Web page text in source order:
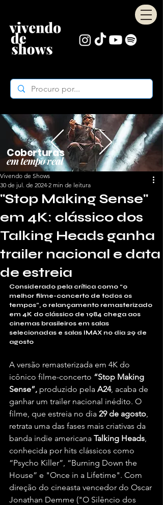
Coberturas
em tempo real
"Stop Making Sense"
em 4K: clássico dos
Talking Heads ganha
trailer nacional e data
de estreia
Vivendo de Shows
30 de jul. de 2024 2 min de leitura
Considerado pela crítica como “o
melhor filme-concerto de todos os
tempos”, o relançamento remasterizado
em 4K do clássico de 1984 chega aos
cinemas brasileiros em salas
selecionadas e salas IMAX no dia 29 de
agosto
A versão remasterizada em 4K do
icônico filme-concerto “Stop Making
Sense”, produzido pela A24, acaba de
ganhar um trailer nacional inédito. O
filme, que estreia no dia 29 de agosto,
retrata uma das fases mais criativas da
banda indie americana Talking Heads,
conhecida por hits clássicos como
“Psycho Killer”, “Burning Down the
House” e "Once in a Lifetime". Com
direção do cineasta vencedor do Oscar
Jonathan Demme ("O Silêncio dos